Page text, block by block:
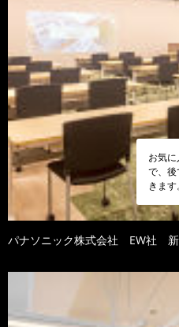
お気
で、
きます。
パナソニック株式会社 EW社